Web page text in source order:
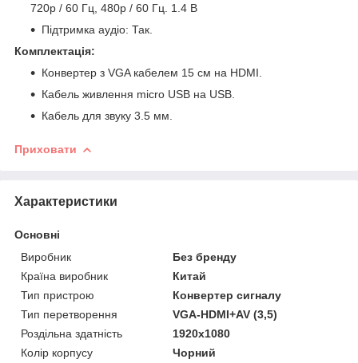
720p / 60 Гц, 480p / 60 Гц. 1.4 В
Підтримка аудіо: Так.
Комплектація:
Конвертер з VGA кабелем 15 см на HDMI.
Кабель живлення micro USB на USB.
Кабель для звуку 3.5 мм.
Приховати
Характеристики
Основні
Виробник
Без бренду
Країна виробник
Китай
Тип пристрою
Конвертер сигналу
Тип перетворення
VGA-HDMI+AV (3,5)
Роздільна здатність
1920x1080
Колір корпусу
Чорний